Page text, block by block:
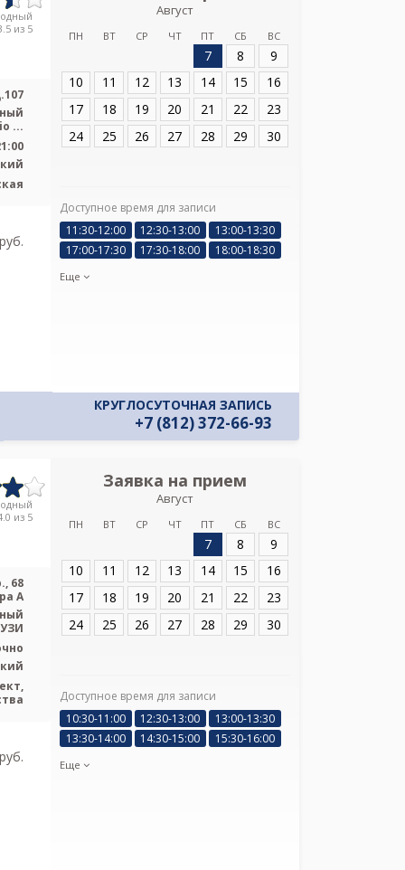
из 5
...
Август
ПН ВТ СР ЧТ ПТ СБ ВС
7 8
9
10
11 12 13 14 15
16
17
18 19 20 21 22
23
24
25 26 27 28 29 30
Доступное время для записи
11:30-12:00
12:30-13:00
13:00-13:30
17:00-17:30
17:30-18:00 18:00-18:30
Еще
КРУГЛОСУТОЧНАЯ ЗАПИСЬ
+7 (812) 372-66-93
из 5
68
А
Заявка на прием
Август
ПН ВТ СР ЧТ ПТ СБ ВС
7 8
9
10
11 12 13 14 15
16
17
18 19 20 21 22
23
24
25 26 27 28 29 30
Доступное время для записи
10:30-11:00
12:30-13:00
13:00-13:30
13:30-14:00
14:30-15:00 15:30-16:00
Еще